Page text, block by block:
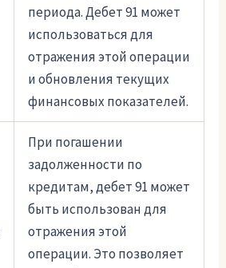
периода. Дебет 91 может
использоваться для
отражения этой операции
и обновления текущих
финансовых показателей.
При погашении
задолженности по
кредитам, дебет 91 может
быть использован для
отражения этой
операции. Это позволяет